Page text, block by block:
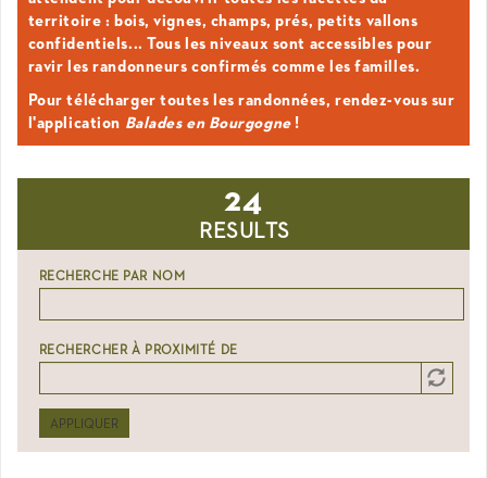
territoire : bois, vignes, champs, prés, petits vallons
confidentiels... Tous les niveaux sont accessibles pour
ravir les randonneurs confirmés comme les familles.
Pour télécharger toutes les randonnées, rendez-vous sur
l'application Balades en Bourgogne!
24
RESULTS
RECHERCHE PAR NOM
RECHERCHER À PROXIMITÉ DE
APPLIQUER